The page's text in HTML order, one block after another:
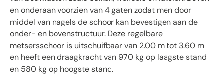
en onderaan voorzien van 4 gaten zodat men door
middel van nagels de schoor kan bevestigen aan de
onder- en bovenstructuur. Deze regelbare
metsersschoor is uitschuifbaar van 2.00 m tot 3.60 m
en heeft een draagkracht van 970 kg op laagste stand
en 580 kg op hoogste stand.